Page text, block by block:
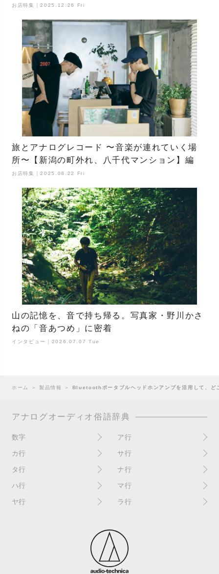
お店特集｜2025.12.26 Fri
旅とアナログレコード 〜音楽が連れていく場
所〜【新潟の町外れ、八千代マンション】編
お店特集｜2025.08.22 Fri
山の記憶を、音で持ち帰る。写真家・野川かさ
ねの「音あつめ」に密着
インタビュー｜2026.07.07 Tue
ホーム ＞ 製品情報 ＞ Bluetoothポータブルヘッドホンアンプを活用して、ど
アナログオーディオ俗語辞典
数字
10インチ
4チャンネル
ア行
RPM(33,45)
赤盤
アセテート盤
EPアダプター
インシュレーター
インナースリーブ
ウォーターダメージ
内袋
カ行
書き込み
歌詞記載ジャケット
ガチャ盤
サ行
サイン
CDJ
シールド盤
シュリンク残存
白盤
針圧
スクラッチ
タ行
ターンテーブル
ダイナフレックス
Discogs（ディスコグス）
ナ行
2枚使い
ン）
ハ行
ハウリング
マ行
マスターテンポ
マトリックス番号
未開封
ミキサー
耳
ヤ行 ラ行
リイシュー / 再発
リミックス
ループ
ループ溝/ロックド・グルーヴ/